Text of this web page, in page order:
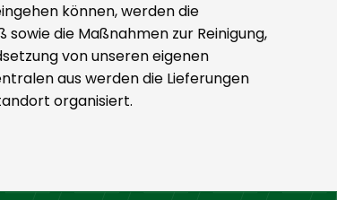
können, werden die
die Maßnahmen zur Reinigung,
von unseren eigenen
aus werden die Lieferungen
organisiert.